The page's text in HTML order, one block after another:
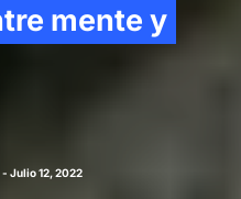
mente y
- Julio 12, 2022